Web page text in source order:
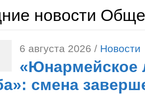
новости
6 августа 2026 / Новости
«Юнармейское
смена